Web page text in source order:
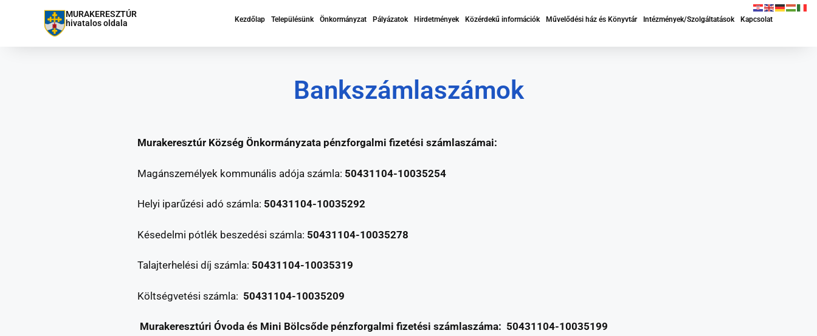
MURAKERESZTÚR
hivatalos oldala
Kezdőlap Településünk Önkormányzat Pályázatok Hirdetmények Közérdekű információk Művelődési ház és Könyvtár Intézmények/Szolgáltatások Kapcsolat
Bankszámlaszámok
Murakeresztúr Község Önkormányzata pénzforgalmi fizetési számlaszámai:
Magánszemélyek kommunális adója számla: 50431104-10035254
Helyi iparűzési adó számla: 50431104-10035292
Késedelmi pótlék beszedési számla: 50431104-10035278
Talajterhelési díj számla: 50431104-10035319
Költségvetési számla: 50431104-10035209
Murakeresztúri Óvoda és Mini Bölcsőde pénzforgalmi fizetési számlaszáma: 50431104-10035199